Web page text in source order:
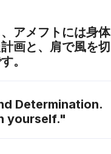
アメフトには身体
画と、肩で風を切
。
Determination.
yourself."